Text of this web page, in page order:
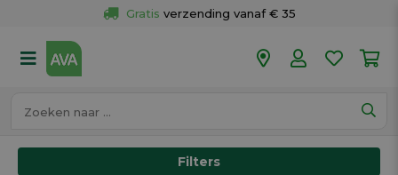
Gratis verzending vanaf € 35
50 winkels
Filters